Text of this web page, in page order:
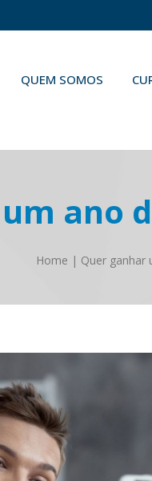
QUEM SOMOS
ano
Home | Quer ganhar